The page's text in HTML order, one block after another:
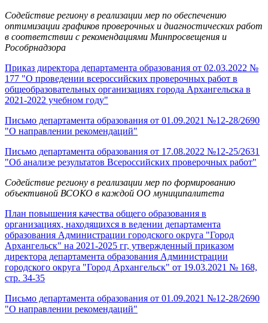
Содействие региону в реализации мер по обеспечению
оптимизации графиков проверочных и диагностических работ
в соответствии с рекомендациями Минпросвещения и
Рособрнадзора
Приказ директора департамента образования от 02.03.2022 №
177 "О проведении всероссийских проверочных работ в
общеобразовательных организациях города Архангельска в
2021-2022 учебном году"
Письмо департамента образования от 01.09.2021 №12-28/2690
"О направлении рекомендаций"
Письмо департамента образования от 17.08.2022 №12-25/2631
"Об анализе результатов Всероссийских проверочных работ"
Содействие региону в реализации мер по формированию
объективной ВСОКО в каждой ОО муниципалитета
План повышения качества общего образования в
организациях, находящихся в ведении департамента
образования Администрации городского округа "Город
Архангельск" на 2021-2025 гг, утвержденный приказом
директора департамента образования Администрации
городского округа "Город Архангельск" от 19.03.2021 № 168,
стр. 34-35
Письмо департамента образования от 01.09.2021 №12-28/2690
"О направлении рекомендаций"